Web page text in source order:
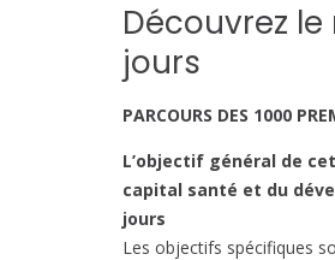
Découvrez le
jours
PARCOURS DES 1000
L’objectif général de
capital santé et du
jours
Les objectifs spécifiques